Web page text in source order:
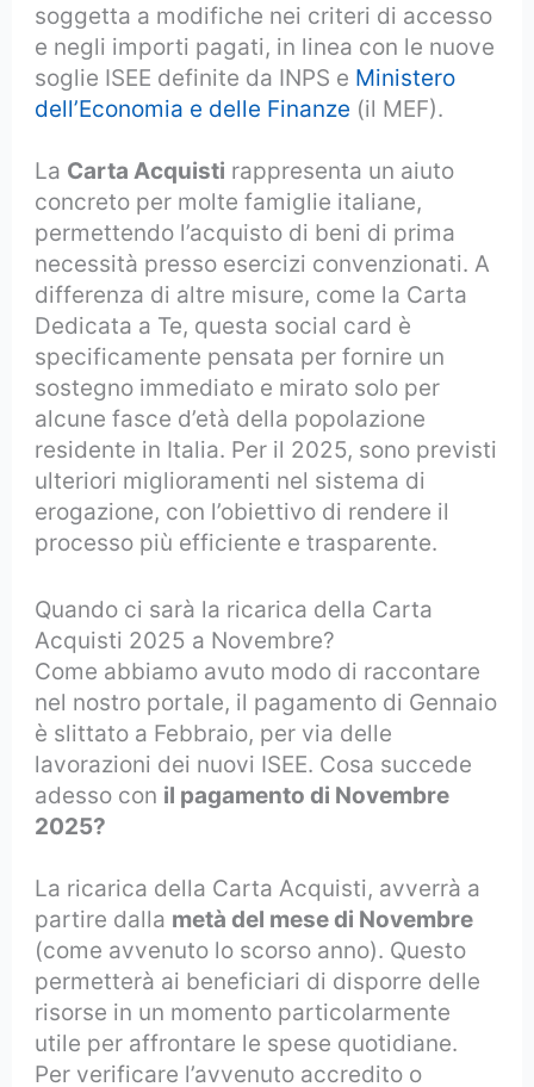
soggetta a modifiche nei criteri di accesso
e negli importi pagati, in linea con le nuove
soglie ISEE definite da INPS e Ministero
dell’Economia e delle Finanze (il MEF).
La Carta Acquisti rappresenta un aiuto
concreto per molte famiglie italiane,
permettendo l’acquisto di beni di prima
necessità presso esercizi convenzionati. A
differenza di altre misure, come la Carta
Dedicata a Te, questa social card è
specificamente pensata per fornire un
sostegno immediato e mirato solo per
alcune fasce d’età della popolazione
residente in Italia. Per il 2025, sono previsti
ulteriori miglioramenti nel sistema di
erogazione, con l’obiettivo di rendere il
processo più efficiente e trasparente.
Quando ci sarà la ricarica della Carta
Acquisti 2025 a Novembre?
Come abbiamo avuto modo di raccontare
nel nostro portale, il pagamento di Gennaio
è slittato a Febbraio, per via delle
lavorazioni dei nuovi ISEE. Cosa succede
adesso con il pagamento di Novembre
2025?
La ricarica della Carta Acquisti, avverrà a
partire dalla metà del mese di Novembre
(come avvenuto lo scorso anno). Questo
permetterà ai beneficiari di disporre delle
risorse in un momento particolarmente
utile per affrontare le spese quotidiane.
Per verificare l’avvenuto accredito o